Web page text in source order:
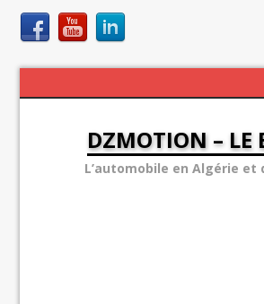
DZMOTION – LE
L’automobile en Algérie et